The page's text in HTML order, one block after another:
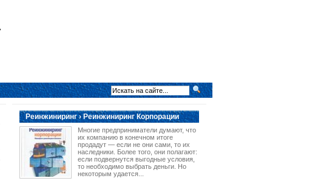
Реинжиниринг › Реинжиниринг Корпорации
Многие предприниматели думают, что
их компанию в конечном итоге
продадут — если не они сами, то их
наследники. Более того, они полагают:
если подвернутся выгодные условия,
то необходимо выбрать деньги. Но
некоторым удается...